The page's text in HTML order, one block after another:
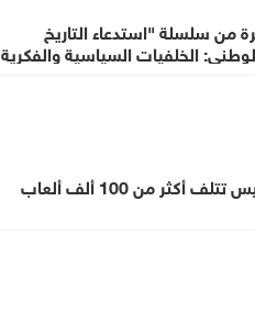
من سلسلة "استدعاء التاريخ
الخلفيات السياسية والفكرية
عهد الملك الحسين بن طلال
المواصفات والمقاييس تتلف أكثر من 100 ألف ألعاب